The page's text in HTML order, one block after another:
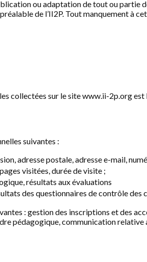
ou adaptation de tout ou partie
de l’II2P. Tout manquement à
collectées sur le site www.ii-2p.org est
suivantes :
adresse postale, adresse e-mail,
visitées, durée de visite ;
résultats aux évaluations
des questionnaires de contrôle
: gestion des inscriptions et des
pédagogique, communication